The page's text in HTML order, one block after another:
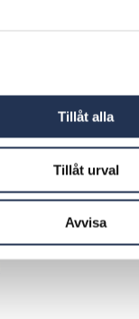
Tillåt alla
Tillåt urval
Avvisa